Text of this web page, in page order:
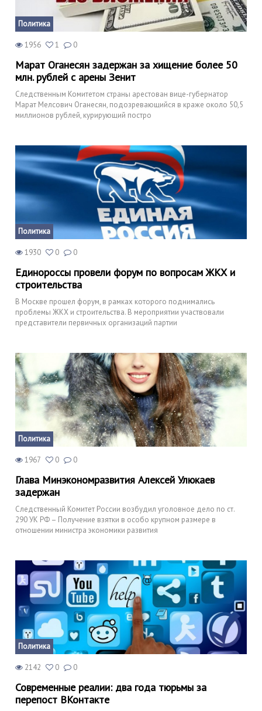
Политика
1956 1 0
Марат Оганесян задержан за хищение более 50
млн. рублей с арены Зенит
Следственным Комитетом страны арестован вице-губернатор
Марат Мелсович Оганесян, подозревающийся в краже около 50,5
миллионов рублей, курирующий постро
Политика
1930 0 0
Единороссы провели форум по вопросам ЖКХ и
строительства
В Москве прошел форум, в рамках которого поднимались
проблемы ЖКХ и строительства. В мероприятии участвовали
представители первичных организаций партии
Политика
1967 0 0
Глава Минэкономразвития Алексей Улюкаев
задержан
Следственный Комитет России возбудил уголовное дело по ст.
290 УК РФ – Получение взятки в особо крупном размере в
отношении министра экономики развития
Политика
2142 0 0
Современные реалии: два года тюрьмы за
перепост ВКонтакте